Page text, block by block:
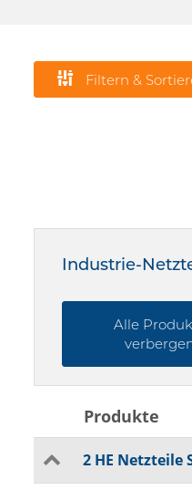
Filtern &
Industrie-
Alle
Produkte
2 HE Netzteile